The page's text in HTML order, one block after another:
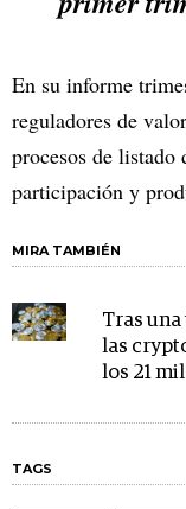
En su informe
reguladores de
procesos de listado
participación y
MIRA TAMBIÉN
Tras
las
los 21
TAGS